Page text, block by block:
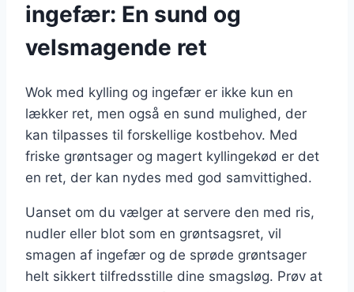
ingefær: En sund og
velsmagende ret
Wok med kylling og ingefær er ikke kun en
lækker ret, men også en sund mulighed, der
kan tilpasses til forskellige kostbehov. Med
friske grøntsager og magert kyllingekød er det
en ret, der kan nydes med god samvittighed.
Uanset om du vælger at servere den med ris,
nudler eller blot som en grøntsagsret, vil
smagen af ingefær og de sprøde grøntsager
helt sikkert tilfredsstille dine smagsløg. Prøv at